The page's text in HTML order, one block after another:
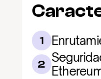
1
2